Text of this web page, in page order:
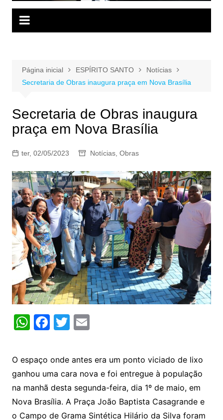
Página inicial ESPÍRITO SANTO
Notícias
Secretaria de Obras inaugura praça em Nova Brasília
Secretaria de Obras inaugura
praça em Nova Brasília
ter, 02/05/2023 Notícias, Obras
W
at
s
A
p
F
c
e
b
o
T
itt
er
E
ai
l
O espaço onde antes era um ponto viciado de lixo
ganhou uma cara nova e foi entregue à população
na manhã desta segunda-feira, dia 1º de maio, em
Nova Brasília. A Praça João Baptista Casagrande e
o Campo de Grama Sintética Hilário da Silva foram